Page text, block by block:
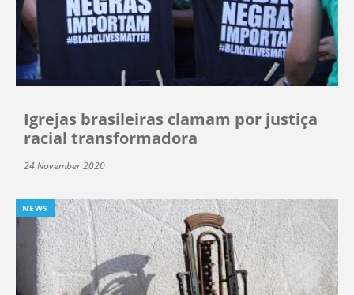
Igrejas brasileiras clamam por justiça
racial transformadora
24 November 2020
NEWS